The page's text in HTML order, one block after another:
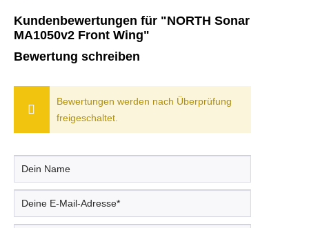
Kundenbewertungen für "NORTH Sonar
MA1050v2 Front Wing"
Bewertung schreiben
Bewertungen werden nach Überprüfung
freigeschaltet.